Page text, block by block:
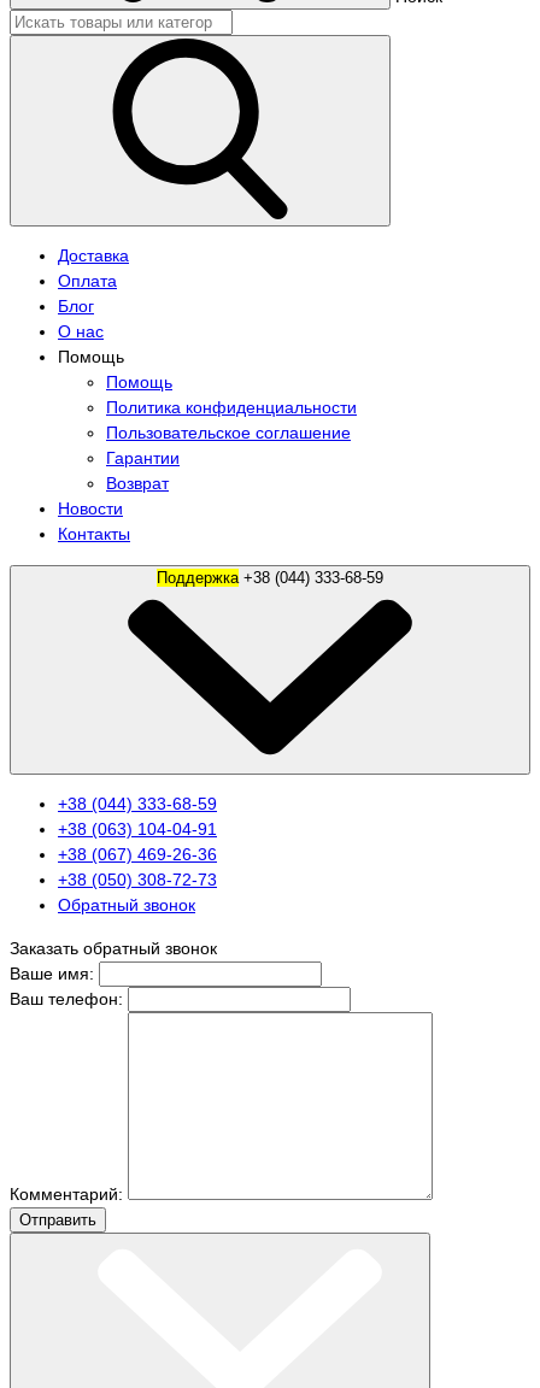
Доставка
Оплата
Блог
О нас
Помощь
Помощь
Политика конфиденциальности
Пользовательское соглашение
Гарантии
Возврат
Новости
Контакты
Поддержка
+38 (044) 333-68-59
+38 (063) 104-04-91
+38 (067) 469-26-36
+38 (050) 308-72-73
Обратный звонок
Заказать обратный звонок
Ваше имя:
Ваш телефон:
Комментарий:
Отправить